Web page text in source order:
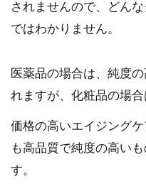
されませんので、どん
ではわかりません。
医薬品の場合は、純度
れますが、化粧品の場
価格の高いエイジング
も高品質で純度の高い
す。